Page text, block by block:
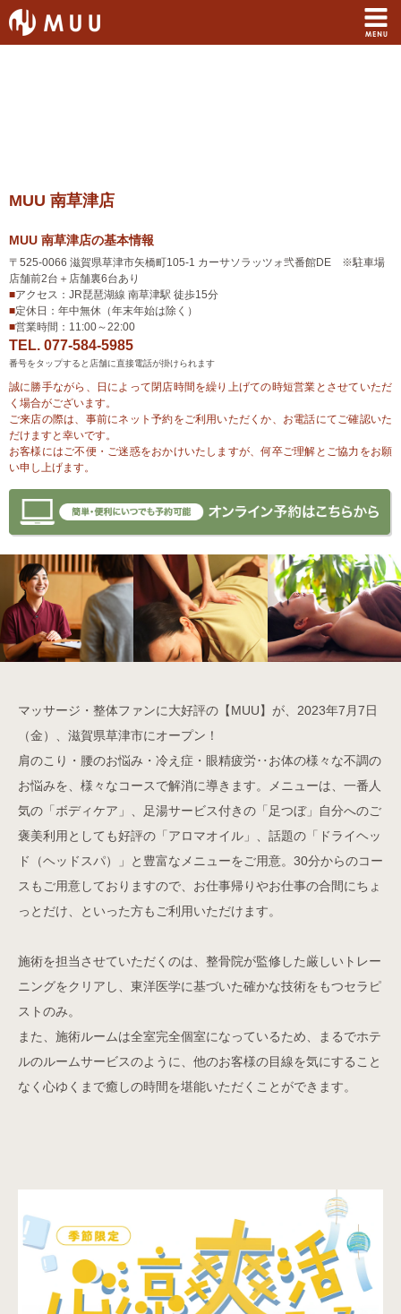
MUU 南草津店
MUU 南草津店の基本情報
アクセス
〒525-0066 滋賀県草津市矢橋町105-1 カーサソラッツォ弐番館DE ※駐車場
店舗前2台＋店舗裏6台あり
■アクセス：JR琵琶湖線 南草津駅 徒歩15分
定休日
■定休日：年中無休（年末年始は除く）
営業時間
■営業時間：11:00～22:00
TEL. 077-584-5985
番号をタップすると店舗に直接電話が掛けられます
誠に勝手ながら、日によって閉店時間を繰り上げての時短営業とさせていただ
く場合がございます。
ご来店の際は、事前にネット予約をご利用いただくか、お電話にてご確認いた
だけますと幸いです。
お客様にはご不便・ご迷惑をおかけいたしますが、何卒ご理解とご協力をお願
い申し上げます。
マッサージ・整体ファンに大好評の【MUU】が、2023年7月7日
（金）、滋賀県草津市にオープン！
肩のこり・腰のお悩み・冷え症・眼精疲労‥お体の様々な不調の
お悩みを、様々なコースで解消に導きます。メニューは、一番人
気の「ボディケア」、足湯サービス付きの「足つぼ」自分へのご
褒美利用としても好評の「アロマオイル」、話題の「ドライヘッ
ド（ヘッドスパ）」と豊富なメニューをご用意。30分からのコー
スもご用意しておりますので、お仕事帰りやお仕事の合間にちょ
っとだけ、といった方もご利用いただけます。
施術を担当させていただくのは、整骨院が監修した厳しいトレー
ニングをクリアし、東洋医学に基づいた確かな技術をもつセラピ
ストのみ。
また、施術ルームは全室完全個室になっているため、まるでホテ
ルのルームサービスのように、他のお客様の目線を気にすること
なく心ゆくまで癒しの時間を堪能いただくことができます。